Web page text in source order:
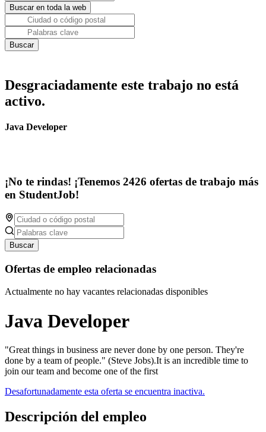
Desgraciadamente este trabajo no está
activo.
Java Developer
¡No te rindas! ¡Tenemos 2426 ofertas de trabajo más
en StudentJob!
Buscar
Ofertas de empleo relacionadas
Actualmente no hay vacantes relacionadas disponibles
Java Developer
"Great things in business are never done by one person. They're
done by a team of people." (Steve Jobs).It is an incredible time to
join our team and become one of the first
Desafortunadamente esta oferta se encuentra inactiva.
Descripción del empleo